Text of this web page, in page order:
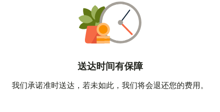
送达时间有保障
我们承诺准时送达，若未如此，我们将会退还您的费用。